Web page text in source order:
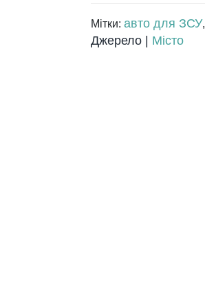
Мітки: авто для ЗСУ,
Джерело | Місто